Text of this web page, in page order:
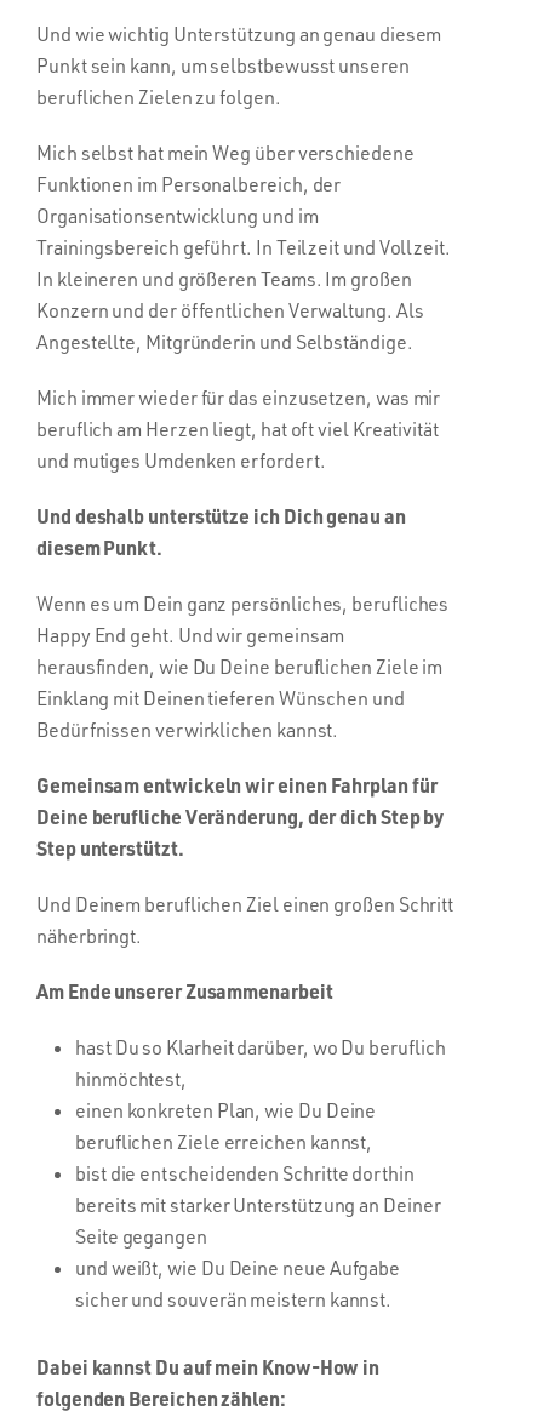
Und wie wichtig Unterstützung an genau diesem
Punkt sein kann, um selbstbewusst unseren
beruflichen Zielen zu folgen.
Mich selbst hat mein Weg über verschiedene
Funktionen im Personalbereich, der
Organisationsentwicklung und im
Trainingsbereich geführt. In Teilzeit und Vollzeit.
In kleineren und größeren Teams. Im großen
Konzern und der öffentlichen Verwaltung. Als
Angestellte, Mitgründerin und Selbständige.
Mich immer wieder für das einzusetzen, was mir
beruflich am Herzen liegt, hat oft viel Kreativität
und mutiges Umdenken erfordert.
Und deshalb unterstütze ich Dich genau an
diesem Punkt.
Wenn es um Dein ganz persönliches, berufliches
Happy End geht. Und wir gemeinsam
herausfinden, wie Du Deine beruflichen Ziele im
Einklang mit Deinen tieferen Wünschen und
Bedürfnissen verwirklichen kannst.
Gemeinsam entwickeln wir einen Fahrplan für
Deine berufliche Veränderung, der dich Step by
Step unterstützt.
Und Deinem beruflichen Ziel einen großen Schritt
näherbringt.
Am Ende unserer Zusammenarbeit
hast Du so Klarheit darüber, wo Du beruflich
hinmöchtest,
einen konkreten Plan, wie Du Deine
beruflichen Ziele erreichen kannst,
bist die entscheidenden Schritte dorthin
bereits mit starker Unterstützung an Deiner
Seite gegangen
und weißt, wie Du Deine neue Aufgabe
sicher und souverän meistern kannst.
Dabei kannst Du auf mein Know-How in
folgenden Bereichen zählen: